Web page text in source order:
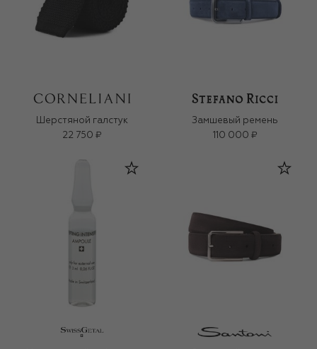
Шерстяной галстук
22 750 ₽
Замшевый ремень
110 000 ₽